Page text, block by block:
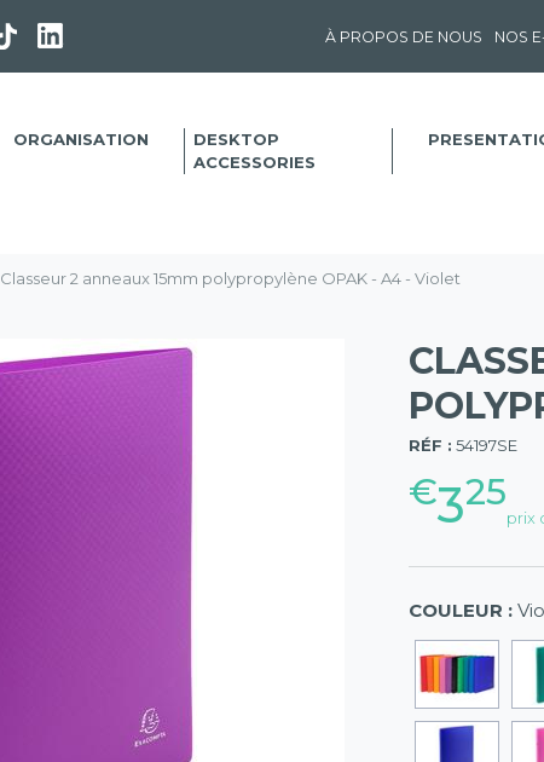
À PROPOS DE NOUS NOS
ORGANISATION
DESKTOP
ACCESSORIES
Classeur 2 anneaux 15mm polypropylène OPAK - A4 - Violet
RÉF : 54197SE
€325
prix
(57)
COULEUR :